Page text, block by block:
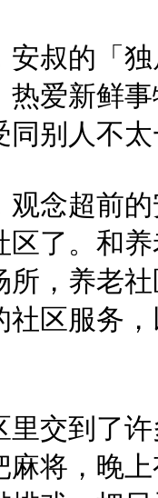
叔的「独
热爱新鲜
同别人不
念超前的
区了。和
所，养老
社区服务
交到了许
麻将，晚